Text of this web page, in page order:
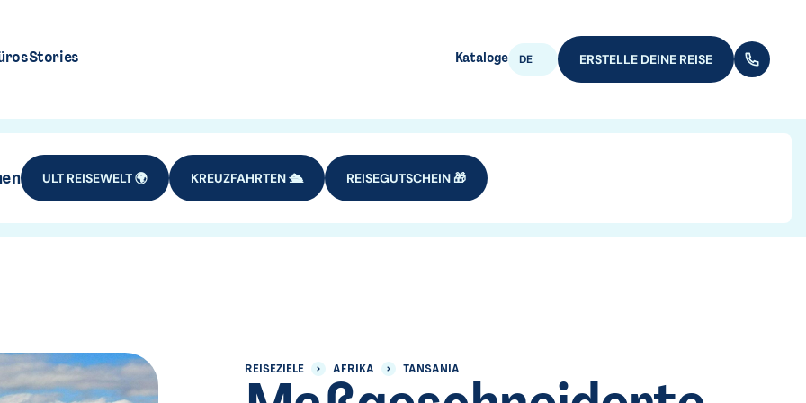
Stories Kataloge ERSTELLE DEINE REISE
DE (+352)
ULT REISEWELT 🌍 KREUZFAHRTEN 🛳️ REISEGUTSCHEIN 🎁
REISEZIELE AFRIKA TANSANIA